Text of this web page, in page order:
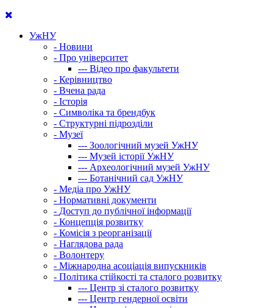
УжНУ
- Новини
- Про університет
--- Відео про факультети
- Керівництво
- Вчена рада
- Історія
- Символіка та брендбук
- Структурні підрозділи
- Музеї
--- Зоологічний музей УжНУ
--- Музей історії УжНУ
--- Археологічний музей УжНУ
--- Ботанічний сад УжНУ
- Медіа про УжНУ
- Нормативні документи
- Доступ до публічної інформації
- Концепція розвитку
- Комісія з реорганізації
- Наглядова рада
- Волонтеру
- Міжнародна асоціація випускників
- Політика стійкості та сталого розвитку
--- Центр зі сталого розвитку
--- Центр гендерної освіти